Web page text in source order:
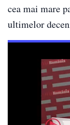
cea mai mare
ultimelor